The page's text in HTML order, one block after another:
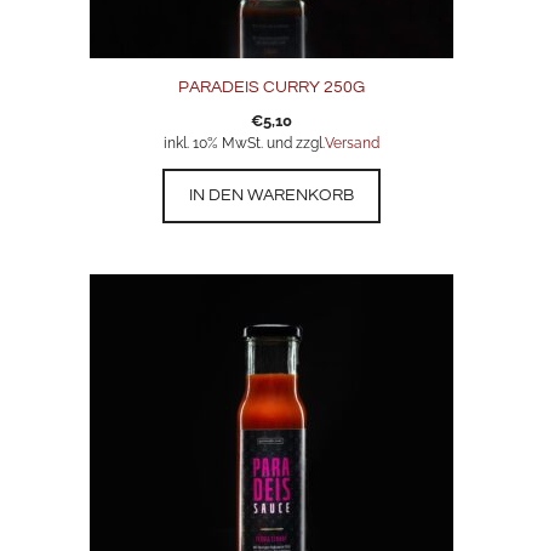
PARADEIS CURRY 250G
€5,10
inkl. 10% MwSt. und zzgl.Versand
IN DEN WARENKORB